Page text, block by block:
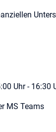
Uhr - 16:30
MS Teams